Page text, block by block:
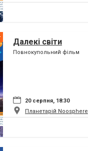
Далекі світи
Повнокупольний фільм
20 серпня, 18:30
Планетарій Noosphere